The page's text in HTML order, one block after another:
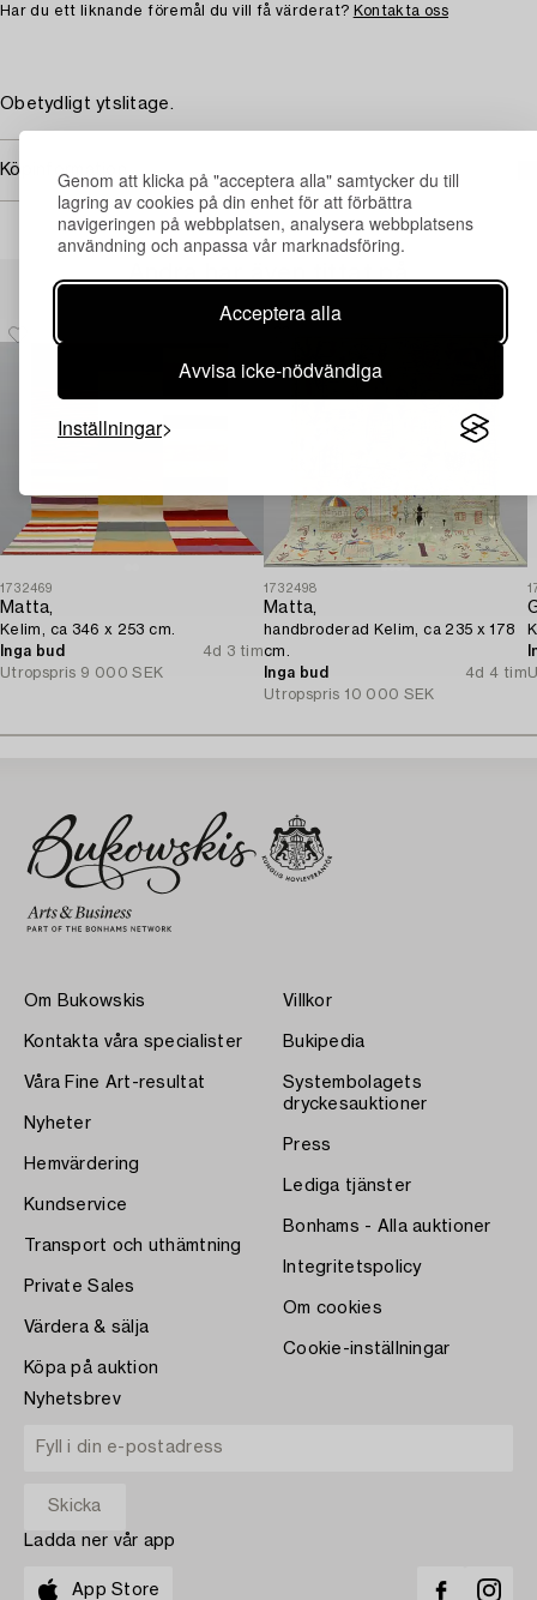
Genom att klicka på "acceptera alla" samtycker du till
lagring av cookies på din enhet för att förbättra
navigeringen på webbplatsen, analysera webbplatsens
användning och anpassa vår marknadsföring.
Acceptera alla
Avvisa icke-nödvändiga
Inställningar
Har du ett liknande föremål du vill få värderat? Kontakta oss
Obetydligt ytslitage.
Köpinformation
1732469
Matta,
Kelim, ca 346 x 253 cm.
Inga bud
4d 3 tim
Utropspris 9 000 SEK
1732498
Matta,
handbroderad Kelim, ca 235 x 178
cm.
Inga bud
4d 4 tim
Utropspris 10 000 SEK
Om Bukowskis
Kontakta våra specialister
Våra Fine Art-resultat
Nyheter
Hemvärdering
Kundservice
Transport och uthämtning
Private Sales
Värdera & sälja
Köpa på auktion
Villkor
Bukipedia
Systembolagets
dryckesauktioner
Press
Lediga tjänster
Bonhams - Alla auktioner
Integritetspolicy
Om cookies
Cookie-inställningar
Nyhetsbrev
Ladda ner vår app
App Store